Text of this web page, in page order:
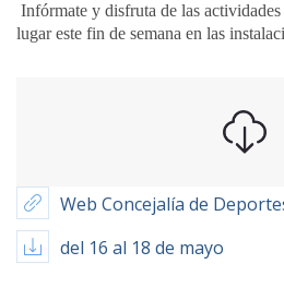
Infórmate y disfruta de las
lugar este fin de semana en las
Web Concejalía de
del 16 al 18 de mayo